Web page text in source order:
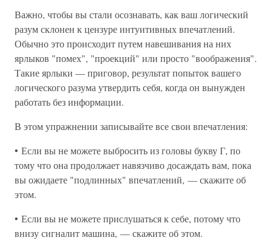
Важно, чтобы вы стали осознавать, как ваш логический
разум склонен к цензуре интуитивных впечатлений.
Обычно это происходит путем навешивания на них
ярлыков "помех", "проекций" или просто "воображения".
Такие ярлыки — приговор, результат попыток вашего
логического разума утвердить себя, когда он вынужден
работать без информации.
В этом упражнении записывайте все свои впечатления:
• Если вы не можете выбросить из головы букву Г, по
тому что она продолжает навязчиво досаждать вам, пока
вы ожидаете "подлинных" впечатлений, — скажите об
этом.
• Если вы не можете прислушаться к себе, потому что
внизу сигналит машина, — скажите об этом.